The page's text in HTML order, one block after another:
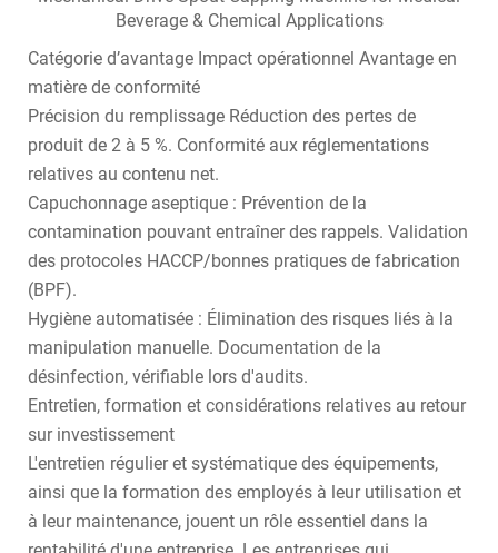
Catégorie d’avantage Impact opérationnel Avantage en
matière de conformité
Précision du remplissage Réduction des pertes de
produit de 2 à 5 %. Conformité aux réglementations
relatives au contenu net.
Capuchonnage aseptique : Prévention de la
contamination pouvant entraîner des rappels. Validation
des protocoles HACCP/bonnes pratiques de fabrication
(BPF).
Hygiène automatisée : Élimination des risques liés à la
manipulation manuelle. Documentation de la
désinfection, vérifiable lors d'audits.
Entretien, formation et considérations relatives au retour
sur investissement
L'entretien régulier et systématique des équipements,
ainsi que la formation des employés à leur utilisation et
à leur maintenance, jouent un rôle essentiel dans la